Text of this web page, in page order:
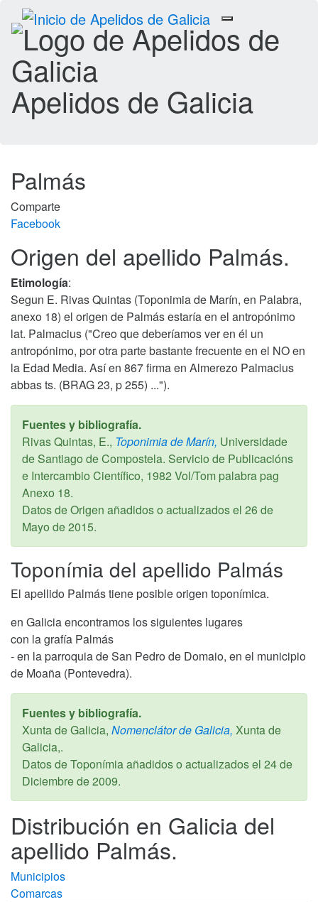
Toggle
navigation
Apelidos de Galicia
Palmás
Comparte
Facebook
Origen del apellido Palmás.
Etimología:
Segun E. Rivas Quintas (Toponimia de Marín, en Palabra,
anexo 18) el origen de Palmás estaría en el antropónimo
lat. Palmacius ("Creo que deberíamos ver en él un
antropónimo, por otra parte bastante frecuente en el NO en
la Edad Media. Así en 867 firma en Almerezo Palmacius
abbas ts. (BRAG 23, p 255) ...").
Fuentes y bibliografía.
Rivas Quintas, E., Toponimia de Marín, Universidade
de Santiago de Compostela. Servicio de Publicacións
e Intercambio Científico, 1982 Vol/Tom palabra pag
Anexo 18.
Datos de Origen añadidos o actualizados el 26 de
Mayo de 2015.
Toponímia del apellido Palmás
El apellido Palmás tiene posible origen toponímica.
en Galicia encontramos los siguientes lugares
con la grafía Palmás
- en la parroquia de San Pedro de Domaio, en el municipio
de Moaña (Pontevedra).
Fuentes y bibliografía.
Xunta de Galicia, Nomenclátor de Galicia, Xunta de
Galicia,.
Datos de Toponímia añadidos o actualizados el 24 de
Diciembre de 2009.
Distribución en Galicia del
apellido Palmás.
Municipios
Comarcas